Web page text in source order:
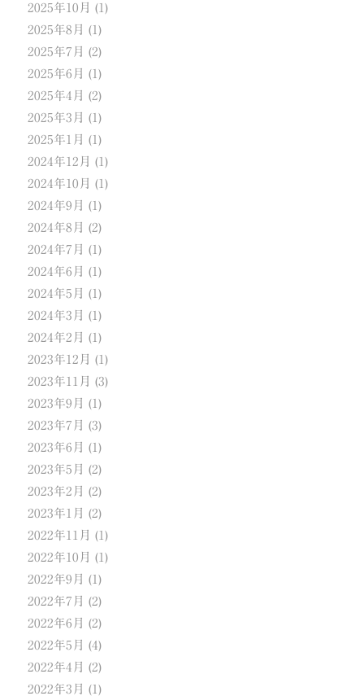
2025年10月 (1)
2025年8月 (1)
2025年7月 (2)
2025年6月 (1)
2025年4月 (2)
2025年3月 (1)
2025年1月 (1)
2024年12月 (1)
2024年10月 (1)
2024年9月 (1)
2024年8月 (2)
2024年7月 (1)
2024年6月 (1)
2024年5月 (1)
2024年3月 (1)
2024年2月 (1)
2023年12月 (1)
2023年11月 (3)
2023年9月 (1)
2023年7月 (3)
2023年6月 (1)
2023年5月 (2)
2023年2月 (2)
2023年1月 (2)
2022年11月 (1)
2022年10月 (1)
2022年9月 (1)
2022年7月 (2)
2022年6月 (2)
2022年5月 (4)
2022年4月 (2)
2022年3月 (1)